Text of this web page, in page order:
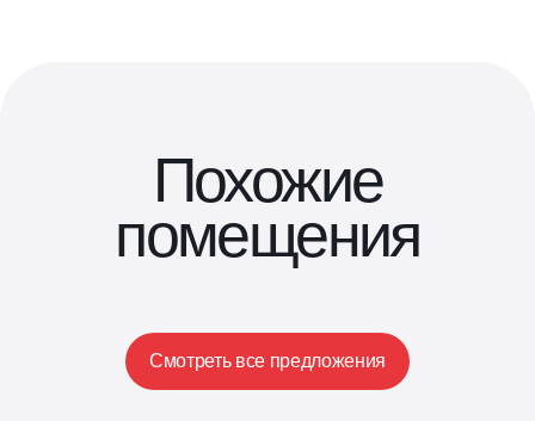
Похожие
помещения
Смотреть все предложения